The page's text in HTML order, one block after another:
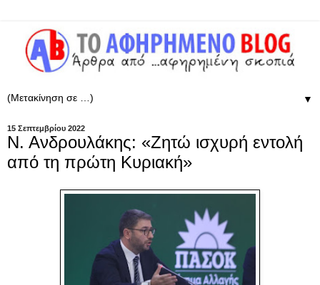
▼
15 Σεπτεμβρίου 2022
Ν. Ανδρουλάκης: «Ζητώ ισχυρή εντολή
από τη πρώτη Κυριακή»